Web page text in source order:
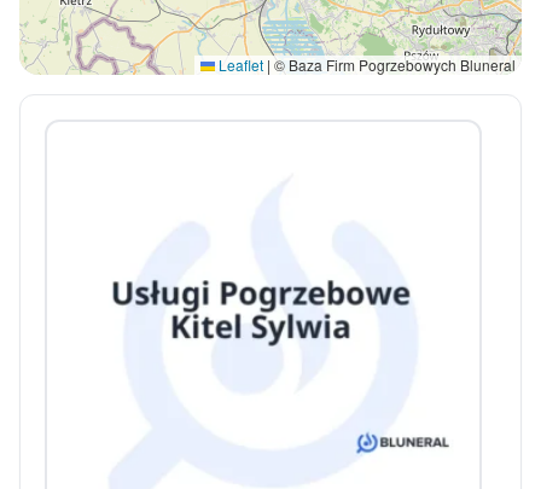
Leaflet | © Baza Firm Pogrzebowych Bluneral